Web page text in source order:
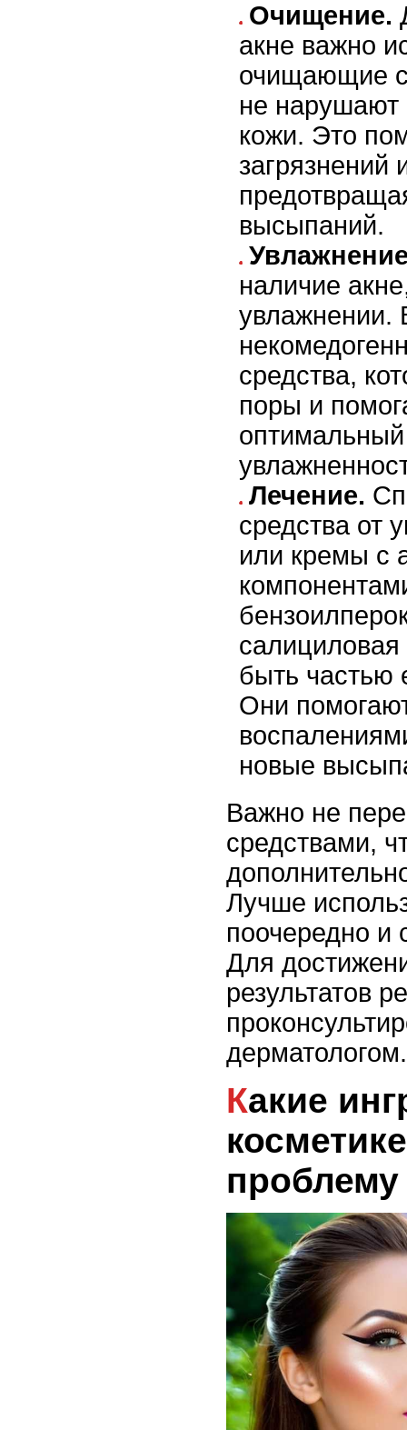
Очищение.
акне важно
очищающие
не нарушают
кожи. Это
загрязнений
высыпаний.
наличие
увлажнении.
средства,
поры и
Лечение.
средства от
или кремы с
быть частью
Они
новые
Важно не
средствами,
Лучше
поочередно и
Для
результатов
дерматологом.
Какие ингредиенты в
проблему